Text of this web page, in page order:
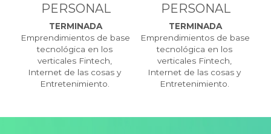
PERSONAL
TERMINADA
Emprendimientos de base
tecnológica en los
verticales Fintech,
Internet de las cosas y
Entretenimiento.
PERSONAL
TERMINADA
Emprendimientos de base
tecnológica en los
verticales Fintech,
Internet de las cosas y
Entretenimiento.